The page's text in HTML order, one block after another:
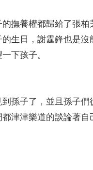
撫養權都歸給了張
生日，謝霆鋒也是
下孩子。
孫子了，並且孫子
津津樂道的談論著